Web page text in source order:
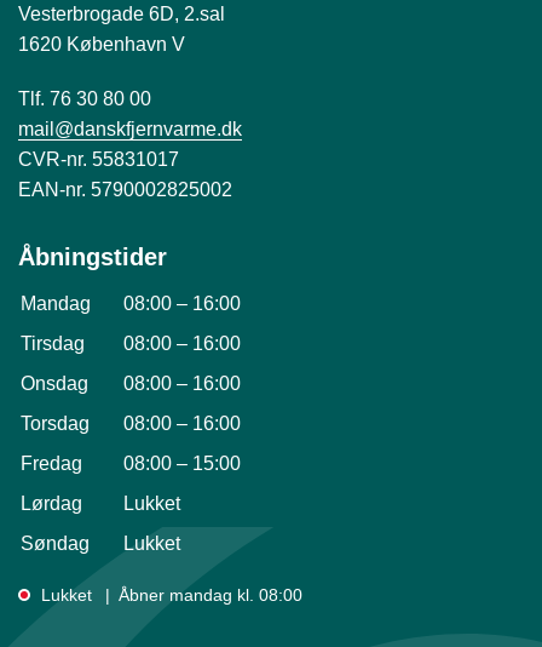
Vesterbrogade 6D, 2.sal
1620 København V
Tlf. 76 30 80 00
mail@danskfjernvarme.dk
CVR-nr. 55831017
EAN-nr. 5790002825002
Åbningstider
Mandag 08:00 – 16:00
Tirsdag
08:00 – 16:00
Onsdag
08:00 – 16:00
Torsdag
08:00 – 16:00
Fredag
08:00 – 15:00
Lørdag
Lukket
Søndag
Lukket
Lukket Åbner mandag kl. 08:00